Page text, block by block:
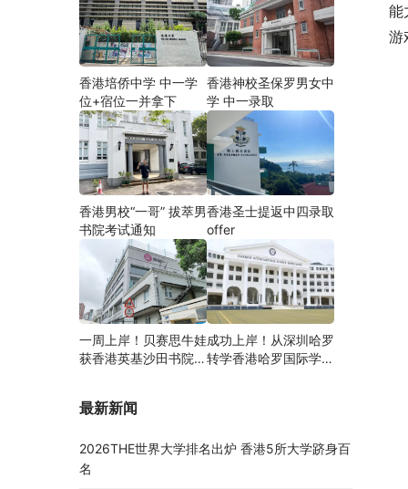
能
游
香港培侨中学 中一学
位+宿位一并拿下
香港神校圣保罗男女中
学 中一录取
香港男校“一哥” 拔萃男
书院考试通知
香港圣士提返中四录取
offer
一周上岸！贝赛思牛娃
获香港英基沙田书院录
成功上岸！从深圳哈罗
转学香港哈罗国际学
最新新闻
2026THE世界大学排名出炉 香港5所大学跻身百
名